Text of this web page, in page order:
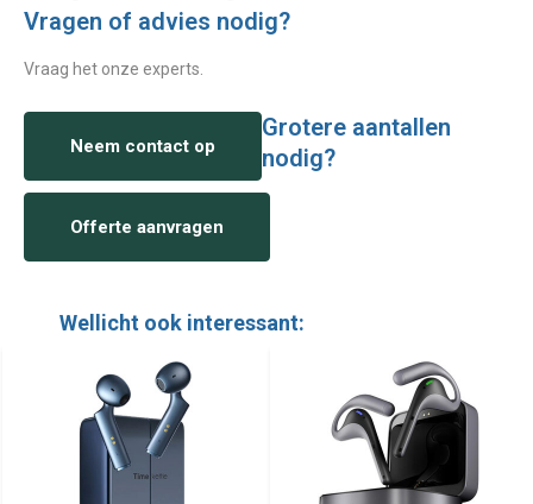
Vragen of advies nodig?
Vraag het onze experts.
Neem contact op
Grotere aantallen
nodig?
Offerte aanvragen
Wellicht ook interessant: